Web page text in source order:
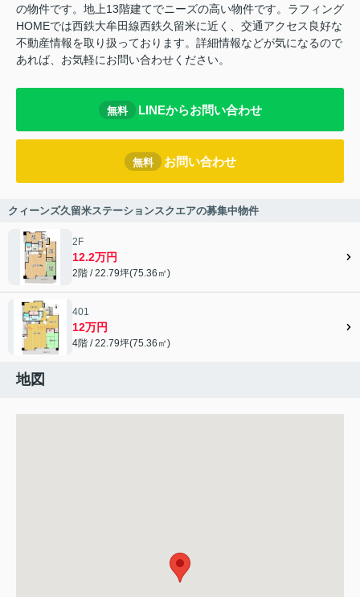
の物件です。地上13階建てでニーズの高い物件です。ラフィング
HOMEでは西鉄大牟田線西鉄久留米に近く、交通アクセス良好な
不動産情報を取り扱っております。詳細情報などが気になるので
あれば、お気軽にお問い合わせください。
無料 LINEからお問い合わせ
無料 お問い合わせ
クィーンズ久留米ステーションスクエアの募集中物件
2F
12.2万円
2階 / 22.79坪(75.36㎡)
401
12万円
4階 / 22.79坪(75.36㎡)
地図